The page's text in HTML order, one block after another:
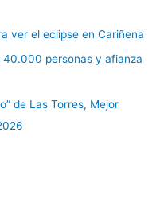
ver el eclipse en Cariñena
40.000 personas y afianza
de Las Torres, Mejor